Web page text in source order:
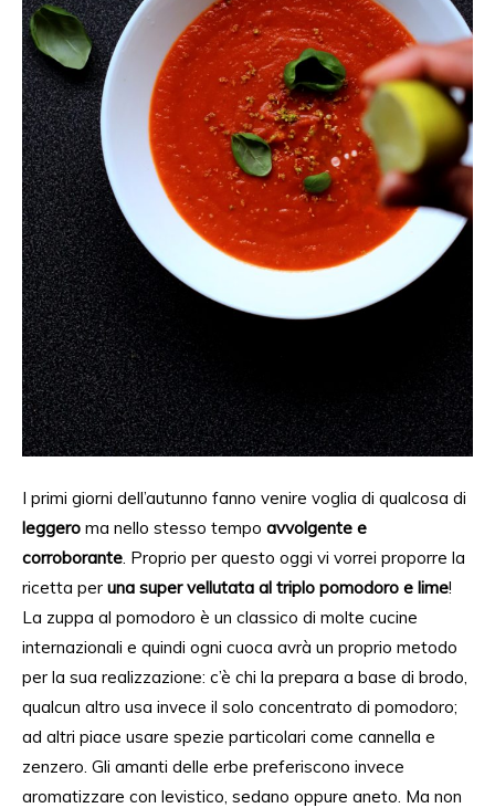
I primi giorni dell’autunno fanno venire voglia di qualcosa di
leggero ma nello stesso tempo avvolgente e
corroborante. Proprio per questo oggi vi vorrei proporre la
ricetta per una super vellutata al triplo pomodoro e lime!
La zuppa al pomodoro è un classico di molte cucine
internazionali e quindi ogni cuoca avrà un proprio metodo
per la sua realizzazione: c’è chi la prepara a base di brodo,
qualcun altro usa invece il solo concentrato di pomodoro;
ad altri piace usare spezie particolari come cannella e
zenzero. Gli amanti delle erbe preferiscono invece
aromatizzare con levistico, sedano oppure aneto. Ma non